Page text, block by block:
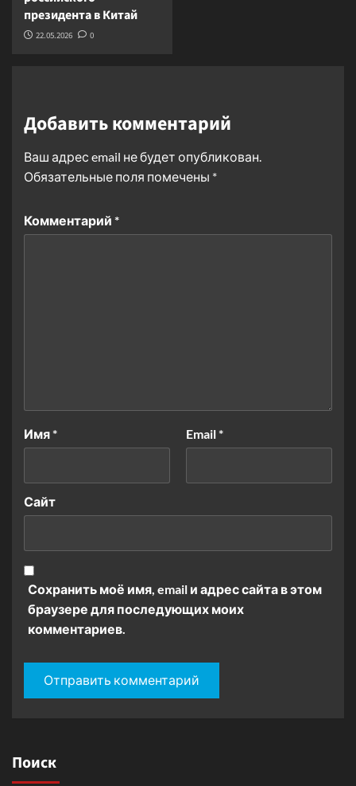
президента в Китай
22.05.2026 0
Добавить комментарий
Ваш адрес email не будет опубликован.
Обязательные поля помечены *
Комментарий *
Имя* Email*
Сайт
Сохранить моё имя, email и адрес сайта в этом
браузере для последующих моих
комментариев.
Поиск